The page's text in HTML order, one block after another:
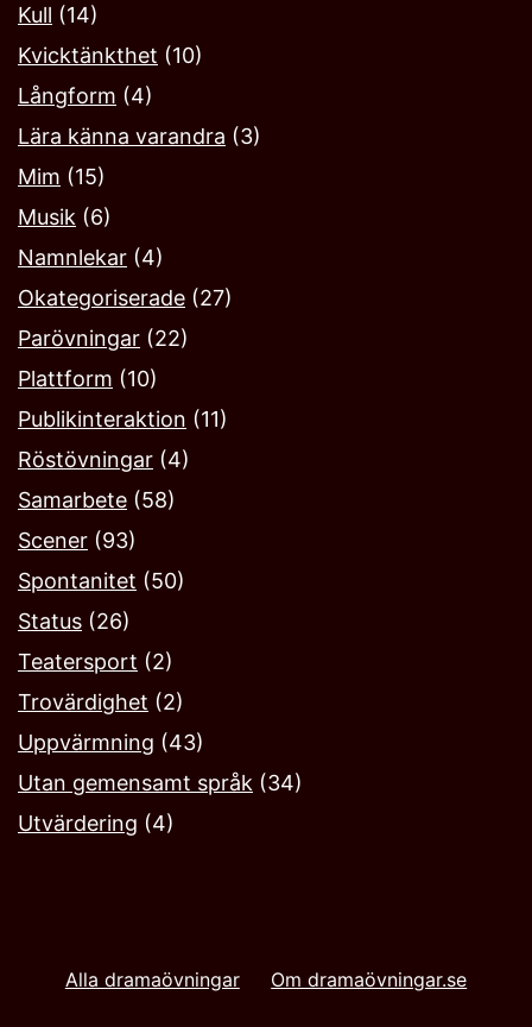
Kull (14)
Kvicktänkthet (10)
Långform (4)
Lära känna varandra (3)
Mim (15)
Musik (6)
Namnlekar‎ (4)
Okategoriserade (27)
Parövningar (22)
Plattform (10)
Publikinteraktion (11)
Röstövningar (4)
Samarbete (58)
Scener (93)
Spontanitet (50)
Status (26)
Teatersport (2)
Trovärdighet (2)
Uppvärmning (43)
Utan gemensamt språk (34)
Utvärdering (4)
Alla dramaövningar Om dramaövningar.se